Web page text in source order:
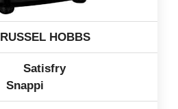
RUSSEL HOBBS
Satisfry
Snappi